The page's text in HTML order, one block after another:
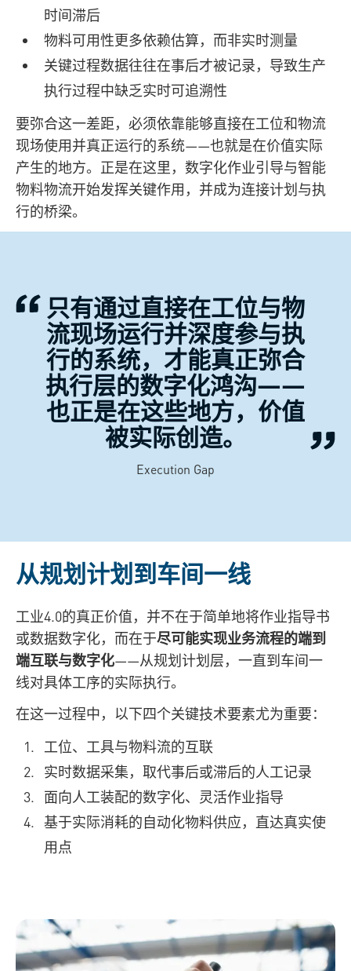
时间滞后
物料可用性更多依赖估算，而非实时测量
关键过程数据往往在事后才被记录，导致生产
执行过程中缺乏实时可追溯性
要弥合这一差距，必须依靠能够直接在工位和物流
现场使用并真正运行的系统——也就是在价值实际
产生的地方。正是在这里，数字化作业引导与智能
物料物流开始发挥关键作用，并成为连接计划与执
行的桥梁。
只有通过直接在工位与物
流现场运行并深度参与执
行的系统，才能真正弥合
执行层的数字化鸿沟——
也正是在这些地方，价值
被实际创造。
Execution Gap
从规划计划到车间一线
工业4.0的真正价值，并不在于简单地将作业指导书
或数据数字化，而在于尽可能实现业务流程的端到
端互联与数字化——从规划计划层，一直到车间一
线对具体工序的实际执行。
在这一过程中，以下四个关键技术要素尤为重要：
工位、工具与物料流的互联
实时数据采集，取代事后或滞后的人工记录
面向人工装配的数字化、灵活作业指导
基于实际消耗的自动化物料供应，直达真实使
用点